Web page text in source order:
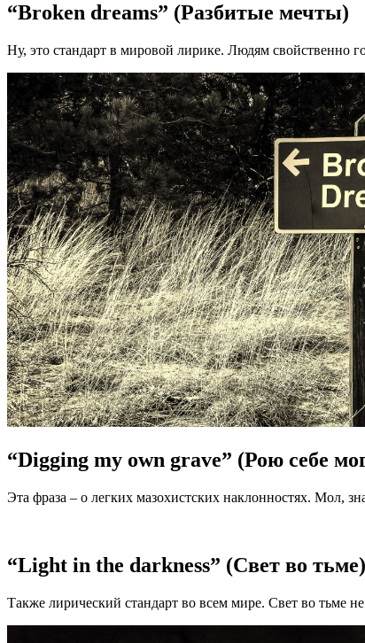
“Broken dreams” (Разбитые мечты)
Ну, это стандарт в мировой лирике. Людям свойственно
“Digging my own grave” (Рою себе
Эта фраза – о легких мазохистских наклонностях. Мол,
“Light in the darkness” (Свет во тьме)
Также лирический стандарт во всем мире. Свет во тьме